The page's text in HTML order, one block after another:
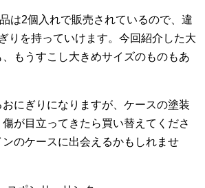
は2個入れで販売されているので、違
りを持っていけます。今回紹介した大
もうすこし大きめサイズのものもあ
にぎりになりますが、ケースの塗装
が目立ってきたら買い替えてくださ
のケースに出会えるかもしれませ